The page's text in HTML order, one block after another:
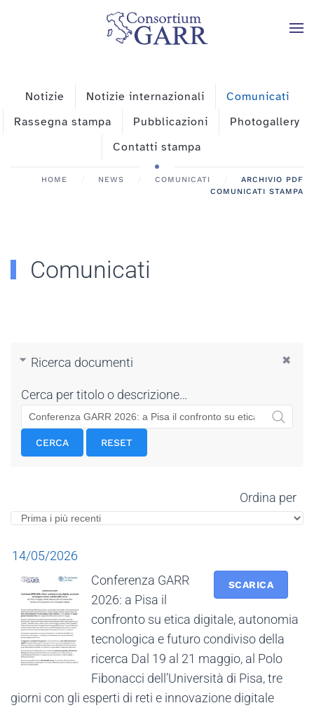
Skip to main content
Notizie Notizie internazionali
Comunicati
Rassegna stampa
Pubblicazioni
Photogallery
Contatti stampa
HOME NEWS COMUNICATI
ARCHIVIO PDF
COMUNICATI STAMPA
Comunicati
Ricerca documenti
Cerca per titolo o descrizione…
CERCA RESET
Ordina per
14/05/2026
SCARICA
Conferenza GARR
2026: a Pisa il
confronto su etica digitale, autonomia
tecnologica e futuro condiviso della
ricerca Dal 19 al 21 maggio, al Polo
Fibonacci dell’Università di Pisa, tre
giorni con gli esperti di reti e innovazione digitale